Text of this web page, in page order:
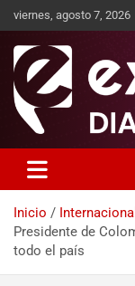
viernes, agosto 7, 2026
Inicio
Presidente de
todo el país